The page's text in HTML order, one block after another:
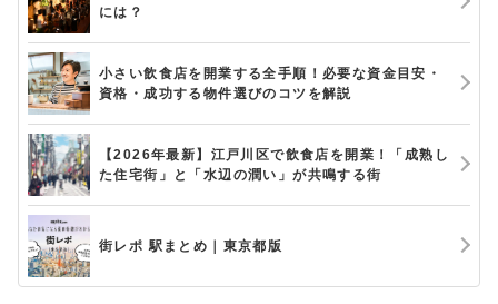
には？
小さい飲食店を開業する全手順！必要な資金目安・
資格・成功する物件選びのコツを解説
【2026年最新】江戸川区で飲食店を開業！「成熟し
た住宅街」と「水辺の潤い」が共鳴する街
街レポ 駅まとめ｜東京都版